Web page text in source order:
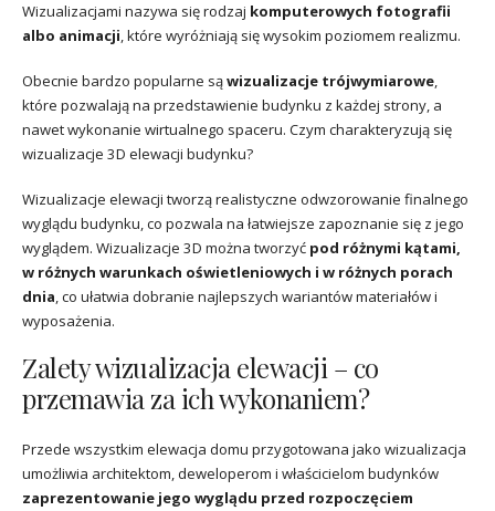
Wizualizacjami nazywa się rodzaj komputerowych fotografii
albo animacji, które wyróżniają się wysokim poziomem realizmu.
Obecnie bardzo popularne sąwizualizacje trójwymiarowe,
które pozwalają na przedstawienie budynku z każdej strony, a
nawet wykonanie wirtualnego spaceru. Czym charakteryzują się
wizualizacje 3D elewacji budynku?
Wizualizacje elewacji tworzą realistyczne odwzorowanie finalnego
wyglądu budynku, co pozwala na łatwiejsze zapoznanie się z jego
wyglądem. Wizualizacje 3D można tworzyć pod różnymi kątami,
w różnych warunkach oświetleniowych i w różnych porach
dnia, co ułatwia dobranie najlepszych wariantów materiałów i
wyposażenia.
Zalety wizualizacja elewacji – co
przemawia za ich wykonaniem?
Przede wszystkim elewacja domu przygotowana jako wizualizacja
umożliwia architektom, deweloperom i właścicielom budynków
zaprezentowanie jego wyglądu przed rozpoczęciem